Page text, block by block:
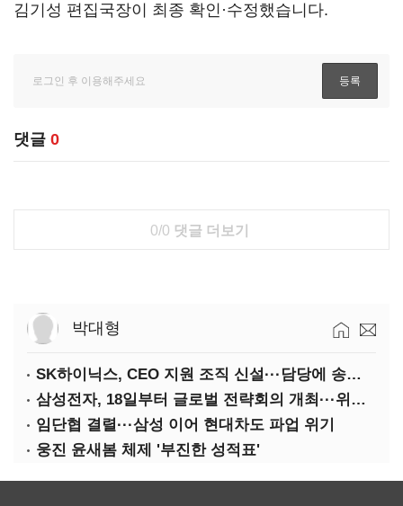
김기성 편집국장이 최종 확인·수정했습니다.
댓글 0
0/0 댓글 더보기
박대형
SK하이닉스, CEO 지원 조직 신설···담당에 송현종 사장 선임
삼성전자, 18일부터 글로벌 전략회의 개최···위기 돌파구 모색
임단협 결렬···삼성 이어 현대차도 파업 위기
웅진 윤새봄 체제 '부진한 성적표'